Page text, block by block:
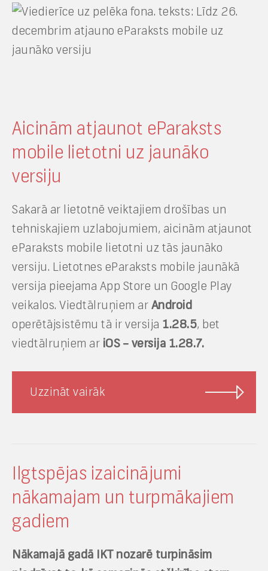
Aicinām atjaunot eParaksts
mobile lietotni uz jaunāko
versiju
Sakarā ar lietotnē veiktajiem drošības un
tehniskajiem uzlabojumiem, aicinām atjaunot
eParaksts mobile lietotni uz tās jaunāko
versiju. Lietotnes eParaksts mobile jaunākā
versija pieejama App Store un Google Play
veikalos. Viedtālruņiem ar Android
operētājsistēmu tā ir versija 1.28.5, bet
viedtālruņiem ar iOS – versija 1.28.7.
Uzzināt vairāk
Ilgtspējas izaicinājumi
nākamajam un turpmākajiem
gadiem
Nākamajā gadā IKT nozarē turpināsim